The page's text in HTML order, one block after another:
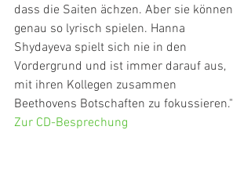
dass die Saiten ächzen. Aber sie können
genau so lyrisch spielen. Hanna
Shydayeva spielt sich nie in den
Vordergrund und ist immer darauf aus,
mit ihren Kollegen zusammen
Beethovens Botschaften zu fokussieren."
Zur CD-Besprechung